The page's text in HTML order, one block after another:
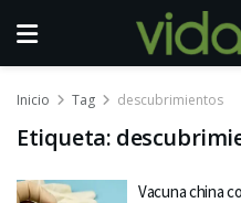
Inicio Tag descubrimientos
Etiqueta:
Vacuna china